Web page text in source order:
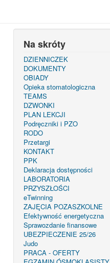
Na skróty
DZIENNICZEK
DOKUMENTY
OBIADY
Opieka stomatologiczna
TEAMS
DZWONKI
PLAN LEKCJI
Podręczniki i PZO
RODO
Przetargi
KONTAKT
PPK
Deklaracja dostępności
LABORATORIA
PRZYSZŁOŚCI
eTwinning
ZAJĘCIA POZASZKOLNE
Efektywność energetyczna
Sprawozdanie finansowe
UBEZPIECZENIE 25/26
Judo
PRACA - OFERTY